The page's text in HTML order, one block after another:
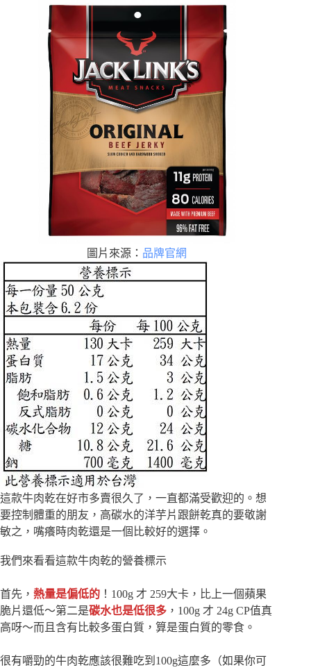
圖片來源： 品牌官網
這款牛肉乾在好市多賣很久了，一直都滿受歡迎的。想
要控制體重的朋友，高碳水的洋芋片跟餅乾真的要敬謝
敏之，嘴癢時肉乾還是一個比較好的選擇。
我們來看看這款牛肉乾的營養標示
首先， 熱量是偏低的 ！100g 才 259大卡，比上一個蘋果
脆片還低～第二是碳水也是低很多 ，100g 才 24g CP值真
高呀～而且含有比較多蛋白質，算是蛋白質的零食。
很有嚼勁的牛肉乾應該很難吃到100g這麼多（如果你可